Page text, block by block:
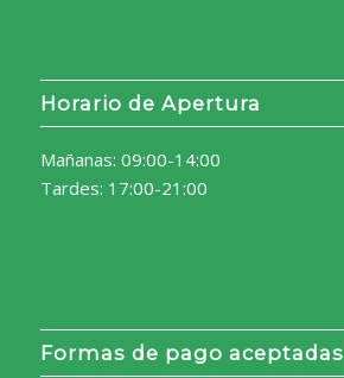
Horario de Apertura
Mañanas: 09:00-14:00
Tardes: 17:00-21:00
Formas de pago aceptadas